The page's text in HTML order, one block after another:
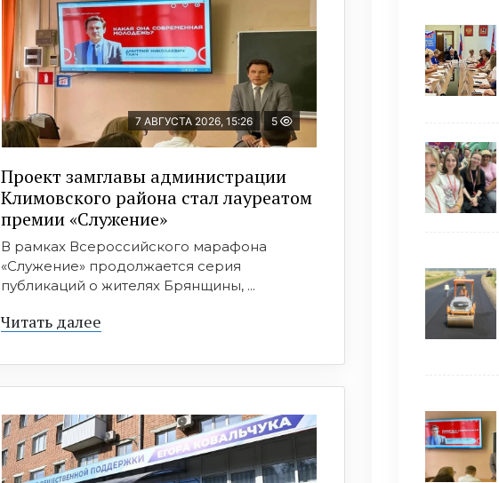
7 АВГУСТА 2026, 15:26 5
Проект замглавы администрации
Климовского района стал лауреатом
премии «Служение»
В рамках Всероссийского марафона
«Служение» продолжается серия
публикаций о жителях Брянщины, ...
Читать далее